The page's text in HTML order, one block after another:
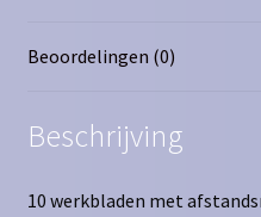
Beoordelingen (0)
Beschrijving
10 werkbladen met